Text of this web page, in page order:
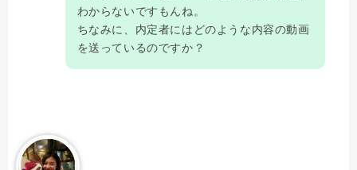
わからないですもんね。
ちなみに、内定者にはどのような内容の動画
を送っているのですか？